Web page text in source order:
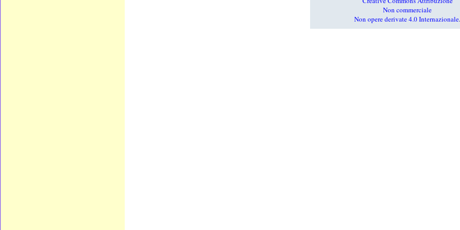
Non commerciale
Non opere derivate 4.0 Internazionale